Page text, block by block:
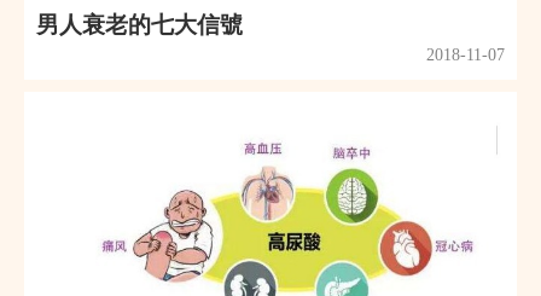
男人衰老的七大信號
2018-11-07